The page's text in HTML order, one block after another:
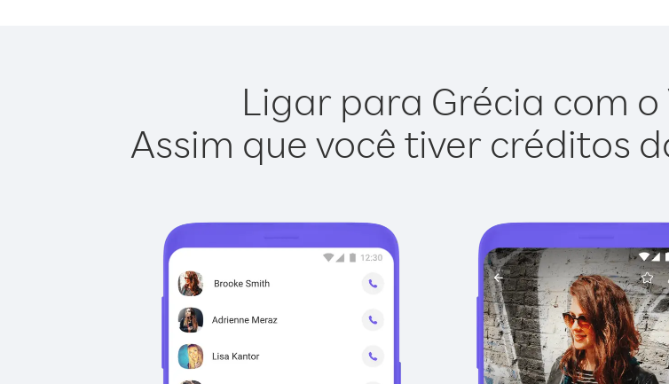
Ligar para Grécia com
Assim que você tiver créditos